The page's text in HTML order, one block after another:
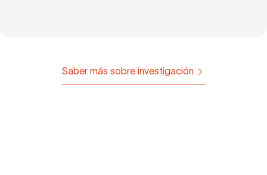
Saber más sobre investigación